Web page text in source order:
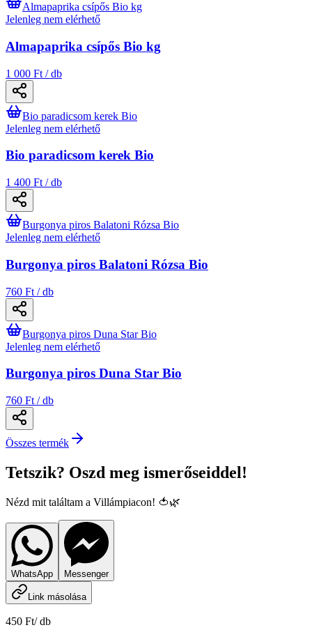
Almapaprika csípős Bio kg
Jelenleg nem elérhető
Almapaprika csípős Bio kg
1 000 Ft / db
Bio paradicsom kerek Bio
Jelenleg nem elérhető
Bio paradicsom kerek Bio
1 400 Ft / db
Burgonya piros Balatoni Rózsa Bio
Jelenleg nem elérhető
Burgonya piros Balatoni Rózsa Bio
760 Ft / db
Burgonya piros Duna Star Bio
Jelenleg nem elérhető
Burgonya piros Duna Star Bio
760 Ft / db
Összes termék
Tetszik? Oszd meg ismerőseiddel!
Nézd mit találtam a Villámpiacon! 🍅🌿
WhatsApp Messenger
Link másolása
450 Ft/db